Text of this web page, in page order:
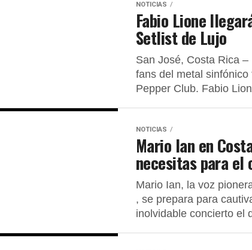
NOTICIAS
Fabio Lione
Setlist de Lujo
San José, Costa Rica
fans del metal
Pepper Club. Fabio
NOTICIAS
Mario Ian en
necesitas para el
Mario Ian, la voz
, se prepara para
inolvidable concierto el